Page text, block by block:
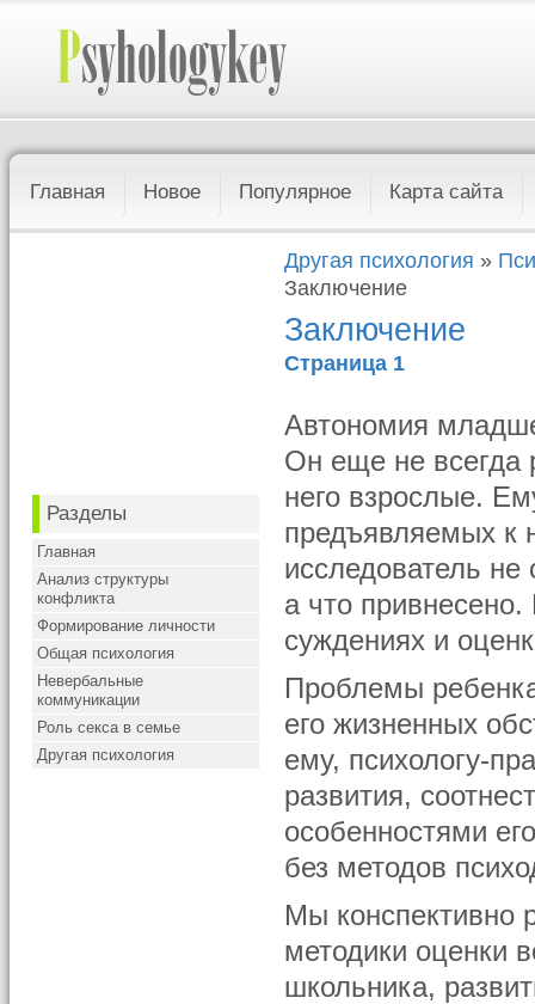
Главная Новое Популярное Карта сайта
Разделы
Главная
Анализ структуры
конфликта
Формирование личности
Общая психология
Невербальные
коммуникации
Роль секса в семье
Другая психология
Другая психология »
Заключение
Заключение
Страница 1
Автономия
Он еще не всегда
него взрослые.
предъявляемых к
исследователь не
а что привнесено.
суждениях и
Проблемы
его жизненных
ему, психологу-
развития,
особенностями
без методов
Мы конспективно
методики оценки
школьника,